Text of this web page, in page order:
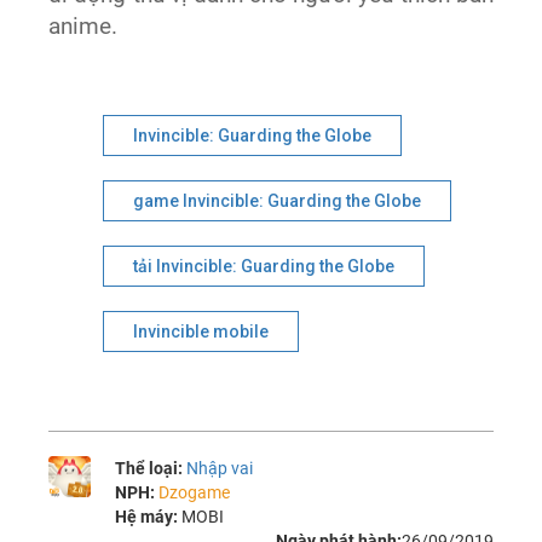
anime.
Invincible: Guarding the Globe
game Invincible: Guarding the Globe
tải Invincible: Guarding the Globe
Invincible mobile
Thể loại: Nhập vai
NPH: Dzogame
Hệ máy: MOBI